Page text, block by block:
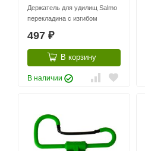
Держатель для удилищ Salmo
перекладина с изгибом
497 ₽
В корзину
В наличии